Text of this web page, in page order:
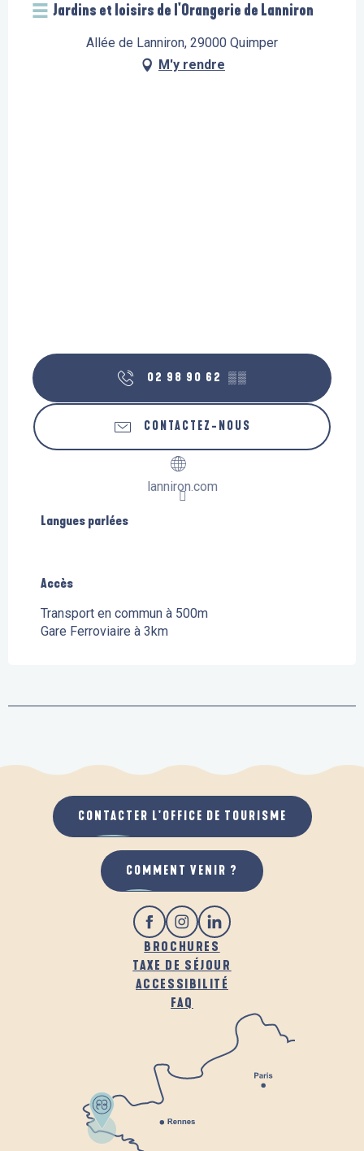
Jardins et loisirs de l'Orangerie de Lanniron
Allée de Lanniron, 29000 Quimper
M'y rendre
02 98 90 62 ▒▒
CONTACTEZ-NOUS
lanniron.com
Langues parlées
Langues parlées
Accès
Accès
Transport en commun à 500m
Gare Ferroviaire à 3km
BROCHURES
TAXE DE SÉJOUR
ACCESSIBILITÉ
FAQ
CONTACTER L'OFFICE DE TOURISME
COMMENT VENIR ?